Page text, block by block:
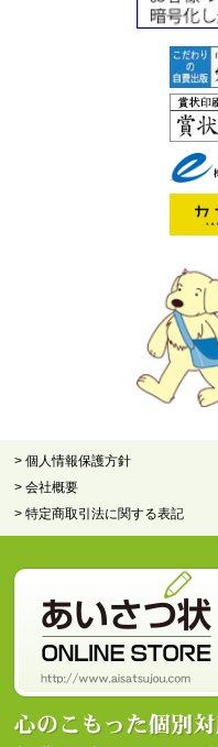
> 個人情報保護方針
> 会社概要
> 特定商取引法に関する表記